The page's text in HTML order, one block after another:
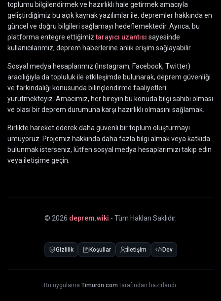
toplumu bilgilendirmek ve hazırlıklı hale getirmek amacıyla
geliştirdiğimiz bu açık kaynak yazılımlar ile, depremler hakkında en
güncel ve doğru bilgileri sağlamayı hedeflemektedir. Ayrıca, bu
platforma entegre ettiğimiz tarayıcı uzantısı sayesinde
kullanıcılarımız, deprem haberlerine anlık erişim sağlayabilir.
Sosyal medya hesaplarımız (Instagram, Facebook, Twitter)
aracılığıyla da topluluk ile etkileşimde bulunarak, deprem güvenliği
ve farkındalığı konusunda bilinçlendirme faaliyetleri
yürütmekteyiz. Amacımız, her bireyin bu konuda bilgi sahibi olması
ve olası bir deprem durumuna karşı hazırlıklı olmasını sağlamak.
Birlikte hareket ederek daha güvenli bir toplum oluşturmayı
umuyoruz. Projemiz hakkında daha fazla bilgi almak veya katkıda
bulunmak isterseniz, lütfen sosyal medya hesaplarımızı takip edin
veya iletişime geçin.
© 2026 deprem.wiki - Tüm Hakları Saklıdır.
Gizlilik Koşullar İletişim Dev
Bu uygulama Timuron.com tarafından hazırlandı.